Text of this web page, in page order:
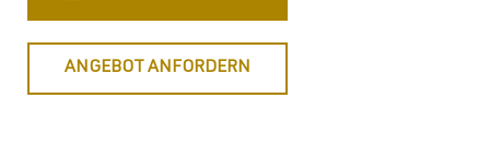
ANGEBOT ANFORDERN